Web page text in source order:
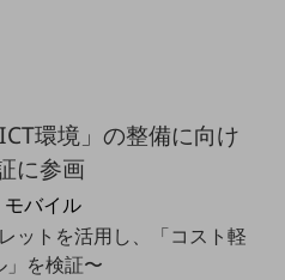
バイル
環境」の整備に向け
に参画
ットを活用し、「コスト軽
」を検証〜